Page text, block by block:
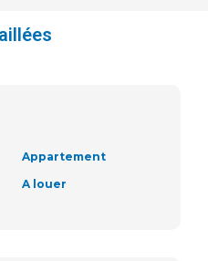
Appartement
A louer